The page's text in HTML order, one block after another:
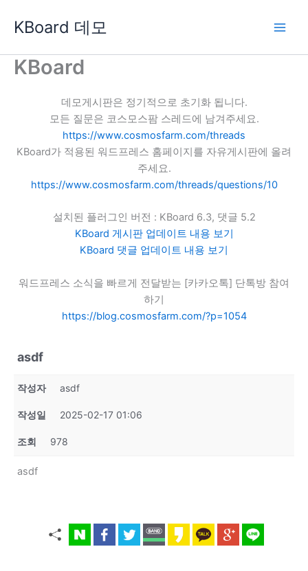
로
KBoard 데모
KBoard
데모게시판은 정기적으로 초기화 됩니다.
모든 질문은 코스모스팜 스레드에 남겨주세요.
https://www.cosmosfarm.com/threads
KBoard가 적용된 워드프레스 홈페이지를 자유게시판에 올려
주세요.
https://www.cosmosfarm.com/threads/questions/10
설치된 플러그인 버전 : KBoard 6.3, 댓글 5.2
KBoard 게시판 업데이트 내용 보기
KBoard 댓글 업데이트 내용 보기
워드프레스 소식을 빠르게 전달받는 [카카오톡] 단톡방 참여
하기
https://blog.cosmosfarm.com/?p=1054
asdf
작성자 asdf
작성일 2025-02-17 01:06
조회 978
asdf